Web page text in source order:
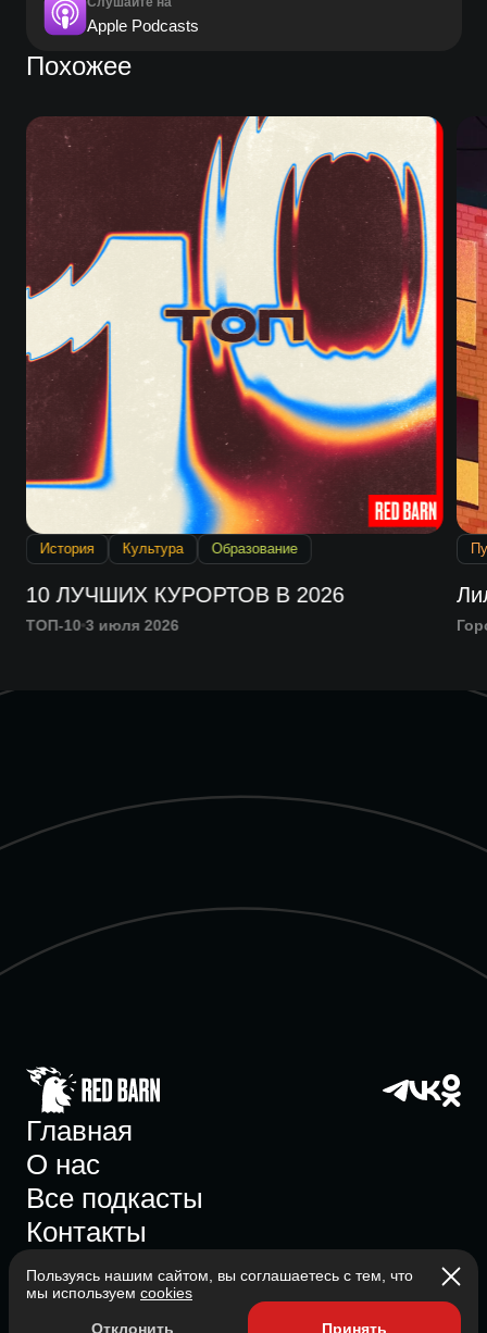
Apple Podcasts
Похожее
История Культура Образование
10 ЛУЧШИХ КУРОРТОВ В 2026
ТОП-10 3 июля 2026
Главная
О нас
Все подкасты
Контакты
Пользуясь нашим сайтом, вы соглашаетесь с тем, что
мы используем cookies
Отклонить Принять